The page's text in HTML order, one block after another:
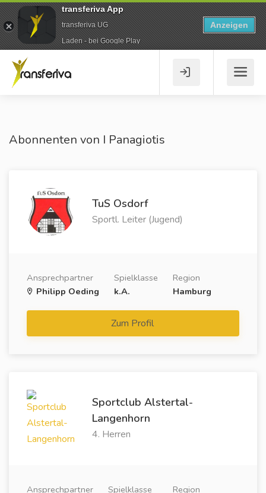
Abonnenten von I Panagiotis
TuS Osdorf
Sportl. Leiter (Jugend)
Ansprechpartner
Philipp Oeding
Spielklasse
k.A.
Region
Hamburg
Zum Profil
Sportclub Alstertal-
Langenhorn
4. Herren
Ansprechpartner
Spielklasse
Region
transferiva App
transferiva UG
Laden - bei Google Play
Anzeigen